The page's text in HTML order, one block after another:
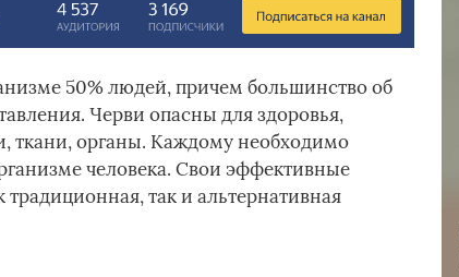
50% людей, причем большинство об
Черви опасны для здоровья,
ткани, органы. Каждому необходимо
человека. Свои эффективные
так и альтернативная